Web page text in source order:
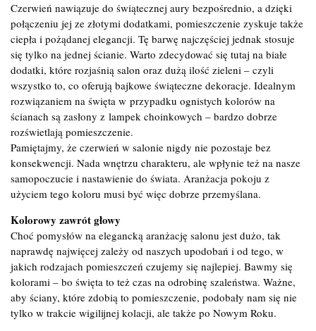
Czerwień nawiązuje do świątecznej aury bezpośrednio, a dzięki
połączeniu jej ze złotymi dodatkami, pomieszczenie zyskuje także
ciepła i pożądanej elegancji. Tę barwę najczęściej jednak stosuje
się tylko na jednej ścianie. Warto zdecydować się tutaj na białe
dodatki, które rozjaśnią salon oraz dużą ilość zieleni – czyli
wszystko to, co oferują bajkowe świąteczne dekoracje. Idealnym
rozwiązaniem na święta w przypadku ognistych kolorów na
ścianach są zasłony z lampek choinkowych – bardzo dobrze
rozświetlają pomieszczenie.
Pamiętajmy, że czerwień w salonie nigdy nie pozostaje bez
konsekwencji. Nada wnętrzu charakteru, ale wpłynie też na nasze
samopoczucie i nastawienie do świata. Aranżacja pokoju z
użyciem tego koloru musi być więc dobrze przemyślana.
Kolorowy zawrót głowy
Choć pomysłów na elegancką aranżację salonu jest dużo, tak
naprawdę najwięcej zależy od naszych upodobań i od tego, w
jakich rodzajach pomieszczeń czujemy się najlepiej. Bawmy się
kolorami – bo święta to też czas na odrobinę szaleństwa. Ważne,
aby ściany, które zdobią to pomieszczenie, podobały nam się nie
tylko w trakcie wigilijnej kolacji, ale także po Nowym Roku.